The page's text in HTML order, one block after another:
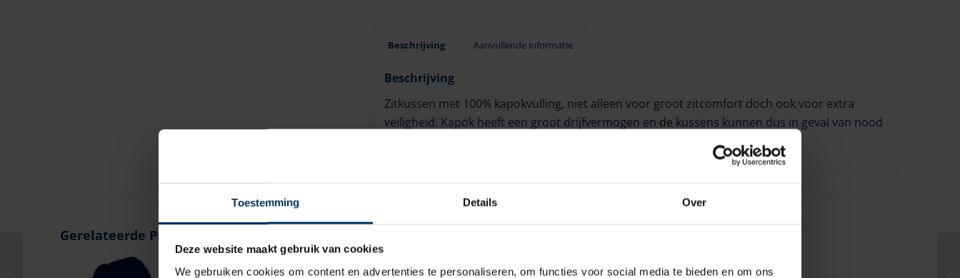
Toestemming Details Over
Deze website maakt gebruik van cookies
We gebruiken cookies om content en advertenties te personaliseren, om functies voor social media te bieden en om ons
Beschrijving Aanvullende informatie
Beschrijving
Zitkussen met 100% kapokvulling, niet alleen voor groot zitcomfort doch ook voor extra
veiligheid. Kapok heeft een groot drijfvermogen en de kussens kunnen dus in geval van nood
Gerelateerde Producten
Drijfkussen dubbel